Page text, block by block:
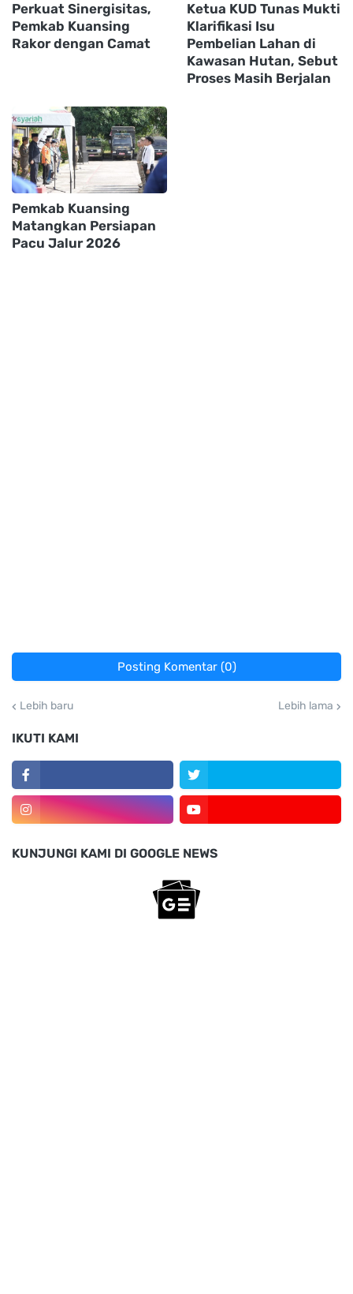
Perkuat Sinergisitas,
Pemkab Kuansing
Rakor dengan Camat
Ketua KUD Tunas Mukti
Klarifikasi Isu
Pembelian Lahan di
Kawasan Hutan, Sebut
Proses Masih Berjalan
Pemkab Kuansing
Matangkan Persiapan
Pacu Jalur 2026
Posting Komentar (0)
Lebih baru Lebih lama
IKUTI KAMI
KUNJUNGI KAMI DI GOOGLE NEWS